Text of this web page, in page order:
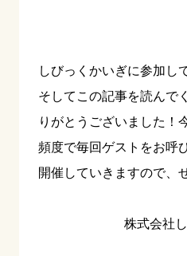
しびっくかいぎに参加し
そしてこの記事を読んで
りがとうございました！
頻度で毎回ゲストをお呼
開催していきますので、
株式会社